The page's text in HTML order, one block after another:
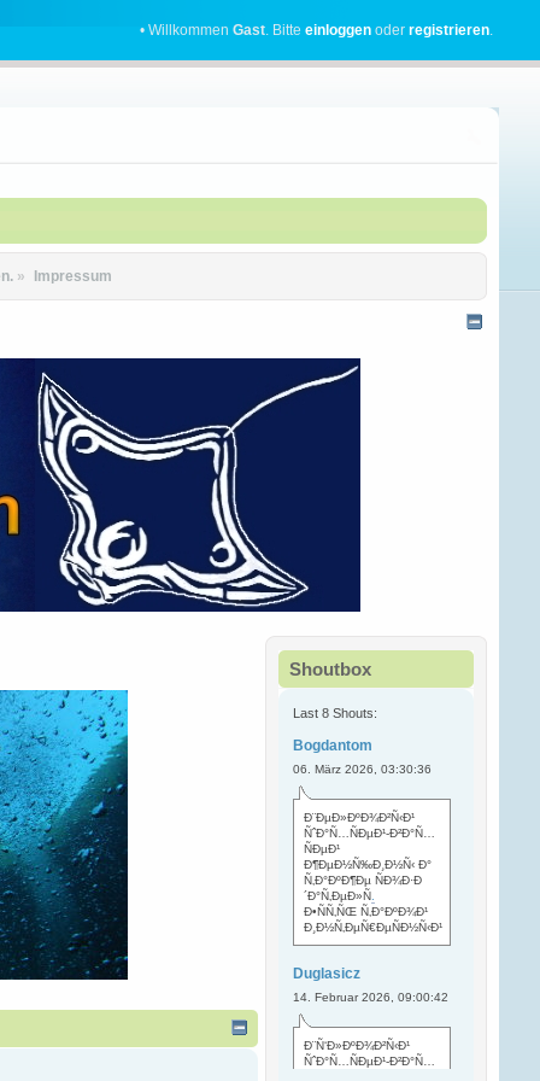
• WillkommenGast. Bitteeinloggen oderregistrieren.
» Impressum
Shoutbox
Last 8 Shouts:
Bogdantom
06. März 2026, 03:30:36
Ð¨ÐµÐ»ÐºÐ¾Ð²Ñ‹Ð¹
ÑˆÐ°Ñ…ÑÐµÐ¹-Ð²Ð°Ñ…
ÑÐµÐ¹
Ð¶ÐµÐ½Ñ‰Ð¸Ð½Ñ‹ Ð°
Ñ‚Ð°ÐºÐ¶Ðµ ÑÐ¾Ð·Ð
´Ð°Ñ‚ÐµÐ»Ñ.
Ð•ÑÑ‚ÑŒ Ñ‚Ð°ÐºÐ¾Ð¹
Ð¸Ð½Ñ‚ÐµÑ€ÐµÑÐ½Ñ‹Ð¹
Duglasicz
14. Februar 2026, 09:00:42
Ð¨Ñ‘Ð»ÐºÐ¾Ð²Ñ‹Ð¹
ÑˆÐ°Ñ…ÑÐµÐ¹-Ð²Ð°Ñ…